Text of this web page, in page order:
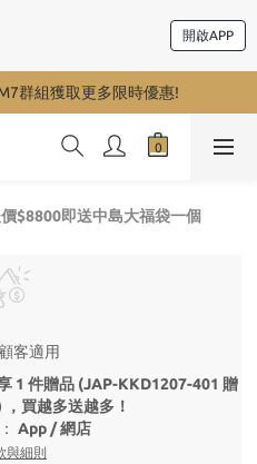
開啟APP
群組獲取更多限時優惠!
$8800即送中島大福袋一個
客適用
1 件贈品 (JAP-KKD1207-401 贈
買越多送越多！
App / 網店
與細則